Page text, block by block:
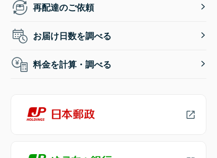
再配達のご依頼
お届け日数を調べる
料金を計算・調べる